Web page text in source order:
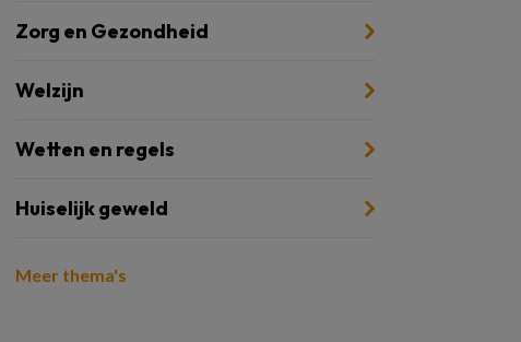
Zorg en Gezondheid
Welzijn
Wetten en regels
Huiselijk geweld
Meer thema's